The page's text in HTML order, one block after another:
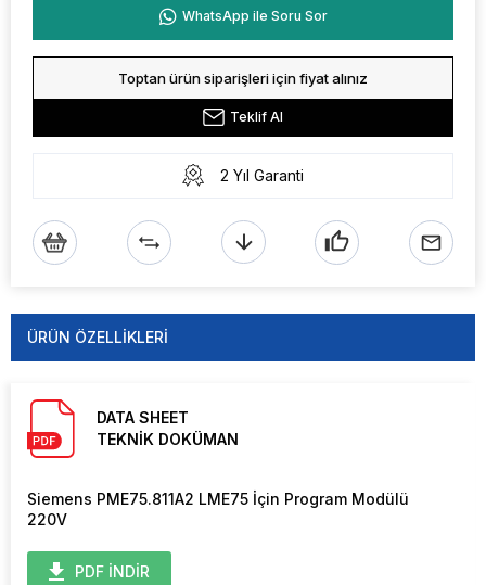
WhatsApp ile Soru Sor
Toptan ürün siparişleri için fiyat alınız
Teklif Al
2 Yıl Garanti
ÜRÜN ÖZELLIKLERI
DATA SHEET
TEKNİK DOKÜMAN
Siemens PME75.811A2 LME75 İçin Program Modülü
220V
PDF İNDİR